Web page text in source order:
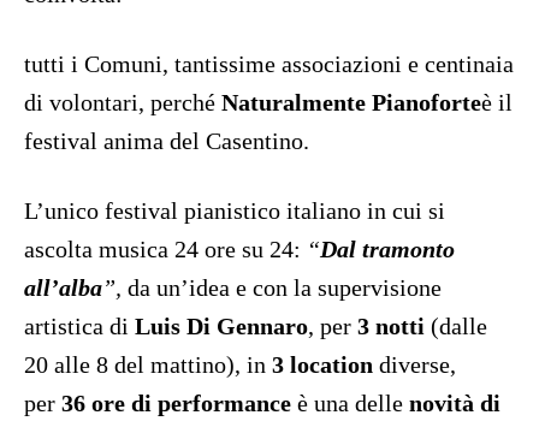
tutti i Comuni, tantissime associazioni e centinaia
di volontari, perché Naturalmente Pianoforteè il
festival anima del Casentino.
L’unico festival pianistico italiano in cui si
ascolta musica 24 ore su 24: “Dal tramonto
all’alba”, da un’idea e con la supervisione
artistica di Luis Di Gennaro, per 3 notti (dalle
20 alle 8 del mattino), in 3 location diverse,
per 36 ore di performance è una delle novità di